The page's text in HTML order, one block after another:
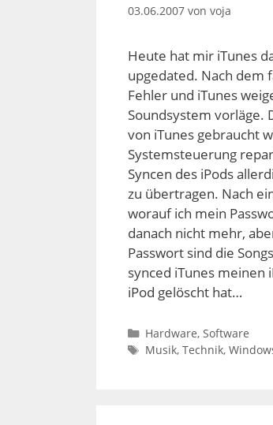
03.06.2007 von voja
Heute hat mir iTunes
upgedated. Nach dem
Fehler und iTunes
Soundsystem vorläge.
von iTunes gebraucht
Systemsteuerung
Syncen des iPods
zu übertragen. Nach
worauf ich mein
danach nicht mehr,
Passwort sind die
synced iTunes meinen
iPod gelöscht hat…
Kategorien
Hardware, Software
Schlagwörter
Musik, Technik,